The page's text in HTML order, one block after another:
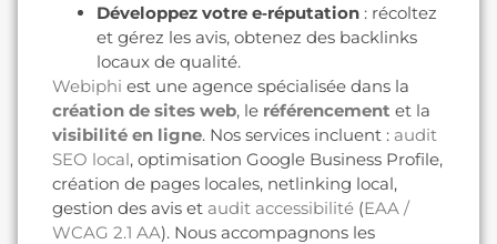
Développez votre e‑réputation : récoltez
et gérez les avis, obtenez des backlinks
locaux de qualité.
Webiphi est une agence spécialisée dans la
création de sites web, le référencement et la
visibilité en ligne. Nos services incluent : audit
SEO local, optimisation Google Business Profile,
création de pages locales, netlinking local,
gestion des avis et audit accessibilité (EAA /
WCAG 2.1 AA). Nous accompagnons les